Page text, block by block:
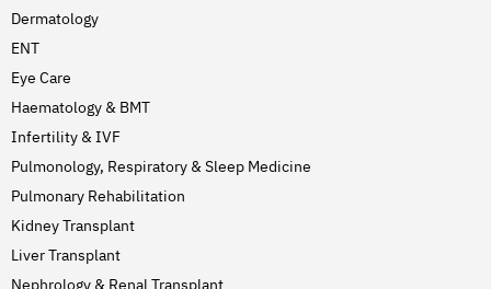
Dermatology
ENT
Eye Care
Haematology & BMT
Infertility & IVF
Pulmonology, Respiratory & Sleep Medicine
Pulmonary Rehabilitation
Kidney Transplant
Liver Transplant
Nephrology & Renal Transplant